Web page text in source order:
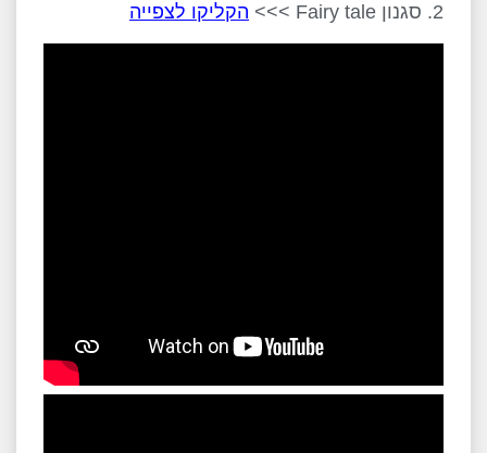
סגנון Fairy tale >>>
הקליקו לצפייה